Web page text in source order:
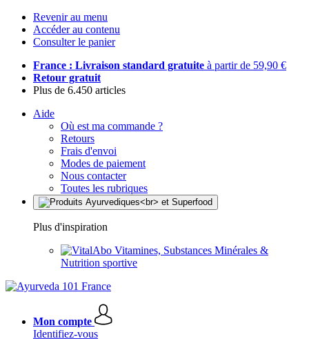
Revenir au menu
Accéder au contenu
Consulter le panier
France : Livraison standard gratuite à partir de 59,90 €
Retour gratuit
Plus de 6.450 articles
Aide
Où est ma commande ?
Retours
Frais d'envoi
Modes de paiement
Nous contacter
Toutes les rubriques
Plus d'inspiration
Vitamines, Substances Minérales &
Nutrition sportive
Mon compte
Identifiez-vous